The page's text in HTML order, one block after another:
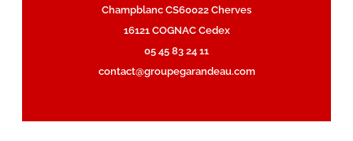
Champblanc CS60022 Cherves
16121 COGNAC Cedex
05 45 83 24 11
contact@groupegarandeau.com